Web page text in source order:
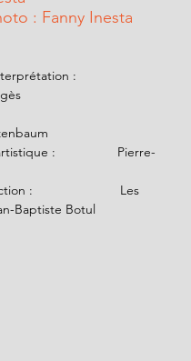
: Fanny Inesta
interprétation :
:
:                 Pierre-
:                        Les
Baptiste Botul